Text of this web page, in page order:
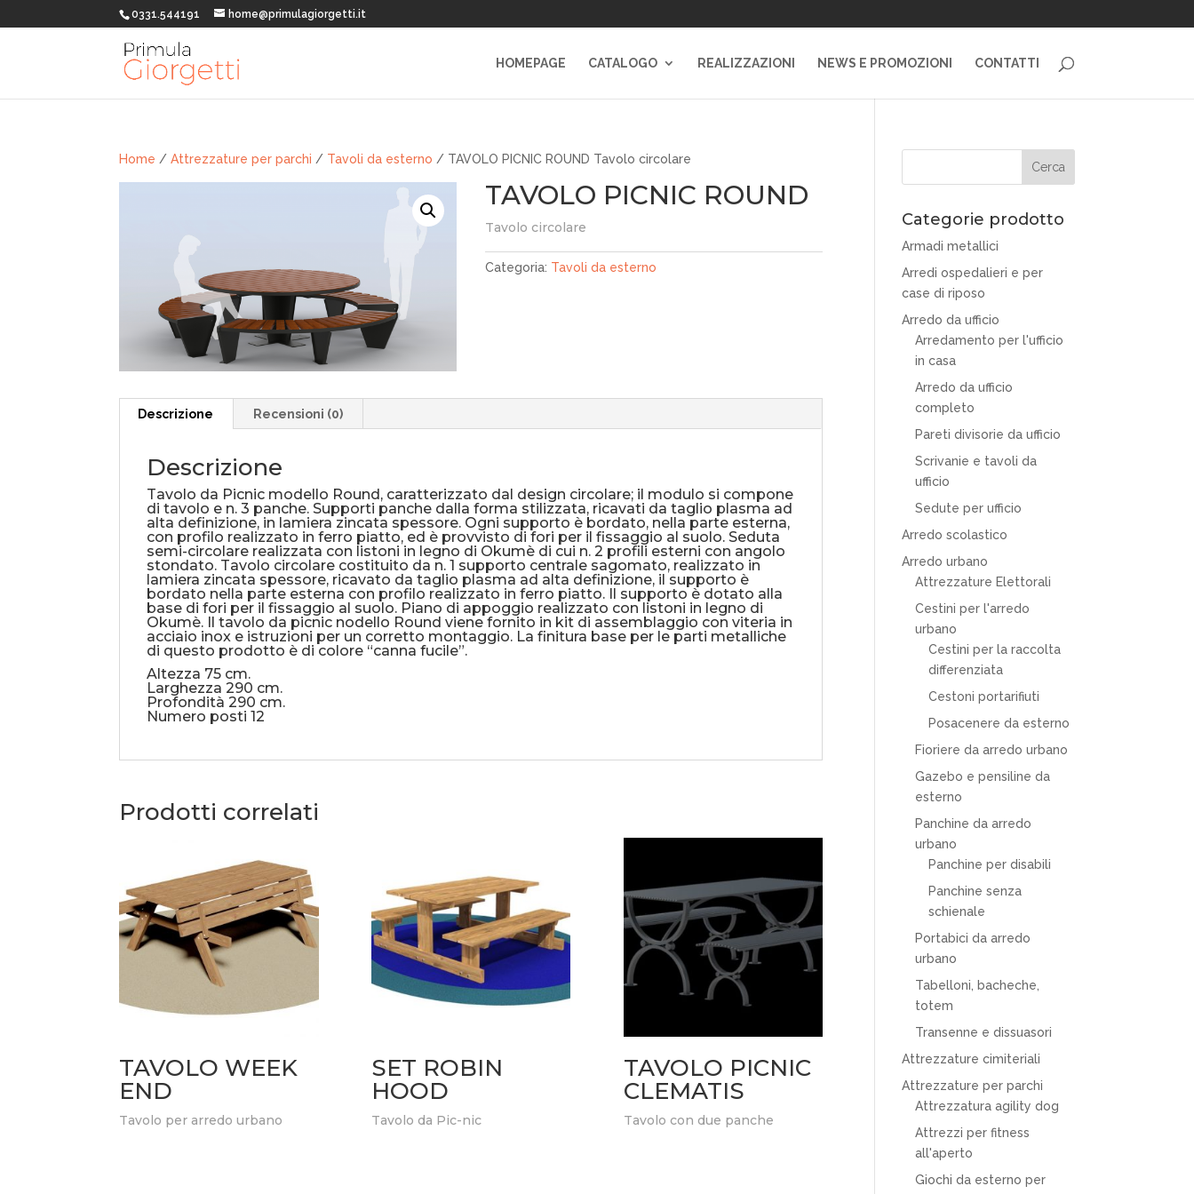
0331.544191 home@primulagiorgetti.it
HOMEPAGE CATALOGO REALIZZAZIONI NEWS E PROMOZIONI CONTATTI
Home /Attrezzature per parchi / Tavoli da esterno / TAVOLO PICNIC ROUND Tavolo circolare
TAVOLO PICNIC ROUND
Tavolo circolare
Categoria: Tavoli da esterno
Descrizione Recensioni (0)
Descrizione
Tavolo da Picnic modello Round, caratterizzato dal design circolare; il modulo si compone
di tavolo e n. 3 panche. Supporti panche dalla forma stilizzata, ricavati da taglio plasma ad
alta definizione, in lamiera zincata spessore. Ogni supporto è bordato, nella parte esterna,
con profilo realizzato in ferro piatto, ed è provvisto di fori per il fissaggio al suolo. Seduta
semi-circolare realizzata con listoni in legno di Okumè di cui n. 2 profili esterni con angolo
stondato. Tavolo circolare costituito da n. 1 supporto centrale sagomato, realizzato in
lamiera zincata spessore, ricavato da taglio plasma ad alta definizione, il supporto è
bordato nella parte esterna con profilo realizzato in ferro piatto. Il supporto è dotato alla
base di fori per il fissaggio al suolo. Piano di appoggio realizzato con listoni in legno di
Okumè. Il tavolo da picnic nodello Round viene fornito in kit di assemblaggio con viteria in
acciaio inox e istruzioni per un corretto montaggio. La finitura base per le parti metalliche
di questo prodotto è di colore “canna fucile”.
Altezza 75 cm.
Larghezza 290 cm.
Profondità 290 cm.
Numero posti 12
Prodotti correlati
TAVOLO WEEK
END
Tavolo per arredo urbano
SET ROBIN
HOOD
Tavolo da Pic-nic
TAVOLO PICNIC
CLEMATIS
Tavolo con due panche
Categorie prodotto
Armadi metallici
Arredi ospedalieri e per
case di riposo
Arredo da ufficio
Arredamento per l'ufficio
in casa
Arredo da ufficio
completo
Pareti divisorie da ufficio
Scrivanie e tavoli da
ufficio
Sedute per ufficio
Arredo scolastico
Arredo urbano
Attrezzature Elettorali
Cestini per l'arredo
urbano
Cestini per la raccolta
differenziata
Cestoni portarifiuti
Posacenere da esterno
Fioriere da arredo urbano
Gazebo e pensiline da
esterno
Panchine da arredo
urbano
Panchine per disabili
Panchine senza
schienale
Portabici da arredo
urbano
Tabelloni, bacheche,
totem
Transenne e dissuasori
Attrezzature cimiteriali
Attrezzature per parchi
Attrezzatura agility dog
Attrezzi per fitness
all'aperto
Giochi da esterno per